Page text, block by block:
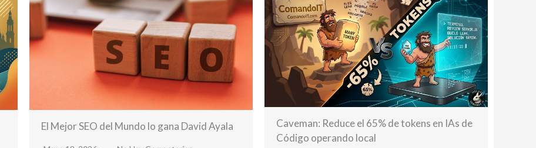
El Mejor SEO del Mundo lo gana David Ayala
Caveman: Reduce el 65% de tokens en IAs de
Código operando local